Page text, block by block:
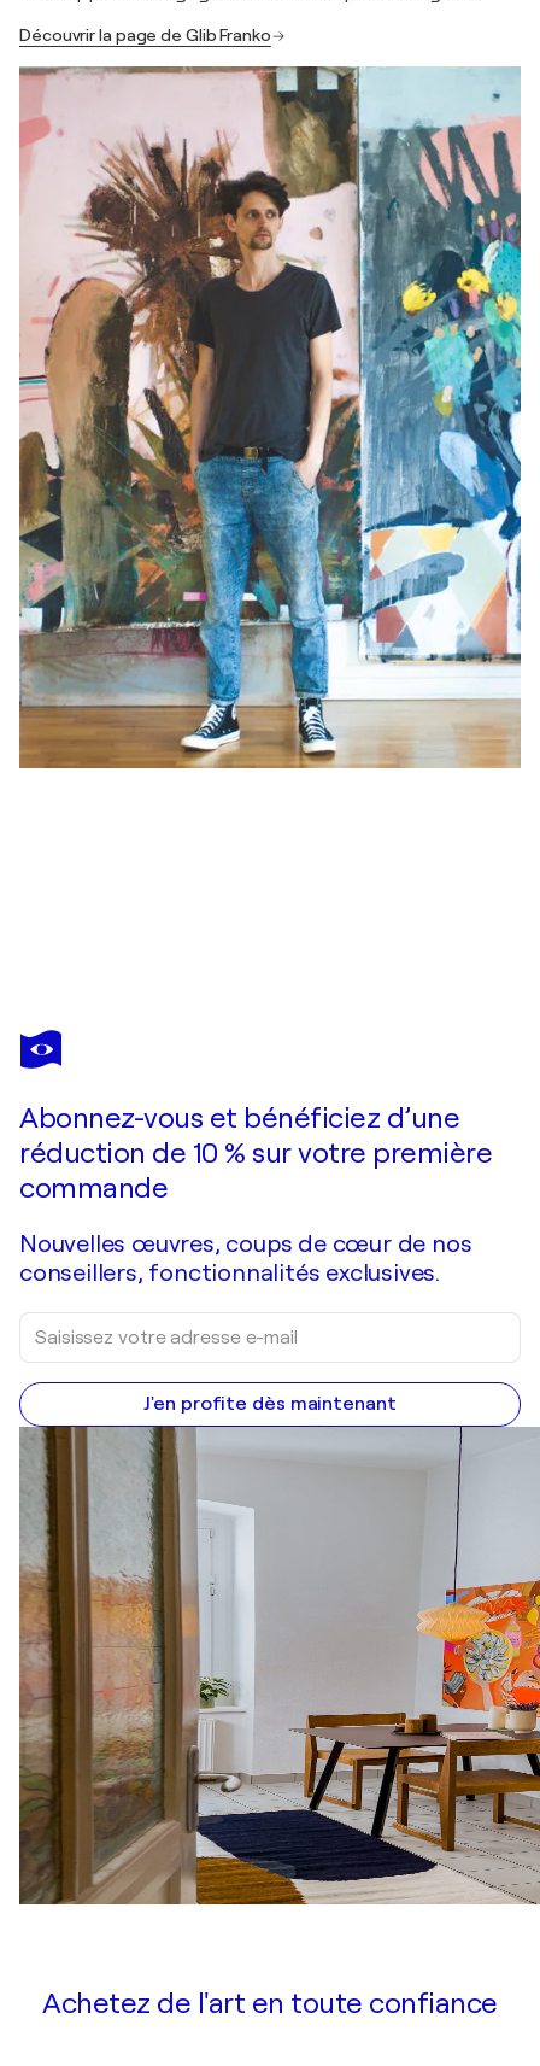
Découvrir la page de Glib Franko
GLIB
FRANKO
Je passe commande
Abonnez-vous et bénéficiez d’une
réduction de 10 % sur votre première
commande
Nouvelles œuvres, coups de cœur de nos
conseillers, fonctionnalités exclusives.
J'en profite dès maintenant
Achetez de l'art en toute confiance